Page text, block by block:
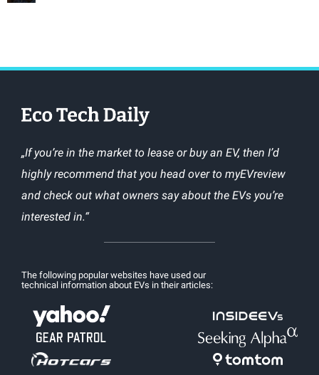
„If you’re in the market to lease or buy an EV, then I’d
highly recommend that you head over to myEVreview
and check out what owners say about the EVs you’re
interested in.“
The following popular websites have used our
technical information about EVs in their articles: